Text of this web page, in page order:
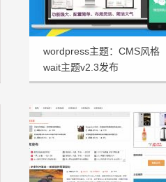
wordpress主题：CMS风格
wait主题v2.3发布